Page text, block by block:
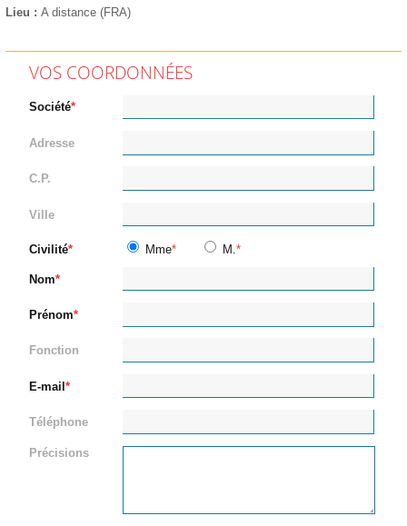
Lieu A distance (FRA)
VOS COORDONNÉES
Société
Adresse
C.P.
Ville
Civilité Mme M.
Nom
Prénom
Fonction
E-mail
Téléphone
Précisions